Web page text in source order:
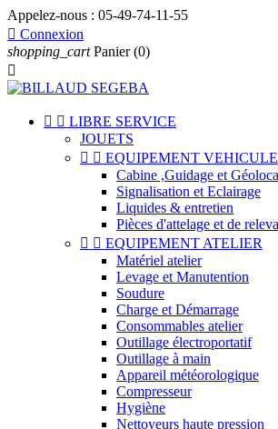
Appelez-nous : 05-49-74-11-55
 Connexion
shopping_cart Panier (0)

  LIBRE SERVICE
JOUETS
  EQUIPEMENT VEHICULE
Cabine ,Guidage et
Signalisation et Eclairage
Liquides & entretien
Pièces d'attelage et de
  EQUIPEMENT ATELIER
Matériel atelier
Levage et Manutention
Soudure
Charge et Démarrage
Consommables atelier
Outillage électroportatif
Outillage à main
Appareil météorologique
Compresseur
Hygiène
Nettoyeurs haute pression